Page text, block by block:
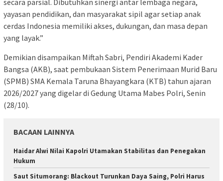
yayasan pendidikan, dan masyarakat sipil agar setiap anak
cerdas Indonesia memiliki akses, dukungan, dan masa depan
yang layak.”
Demikian disampaikan Miftah Sabri, Pendiri Akademi Kader
Bangsa (AKB), saat pembukaan Sistem Penerimaan Murid Baru
(SPMB) SMA Kemala Taruna Bhayangkara (KTB) tahun ajaran
2026/2027 yang digelar di Gedung Utama Mabes Polri, Senin
(28/10).
BACAAN LAINNYA
Haidar Alwi Nilai Kapolri Utamakan Stabilitas dan Penegakan
Hukum
Saut Situmorang: Blackout Turunkan Daya Saing, Polri Harus